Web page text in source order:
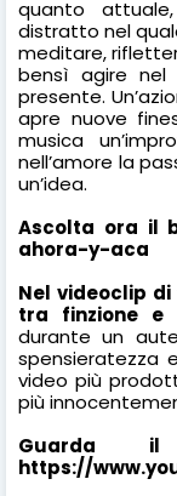
quanto
distratto nel
meditare,
bensì agire
presente.
apre nuove
musica
nell’amore la
un’idea.
Ascolta ora il
ahora-y-aca
Nel videoclip di
tra finzione
durante un
spensieratezza
video più
più
Guarda il
https://